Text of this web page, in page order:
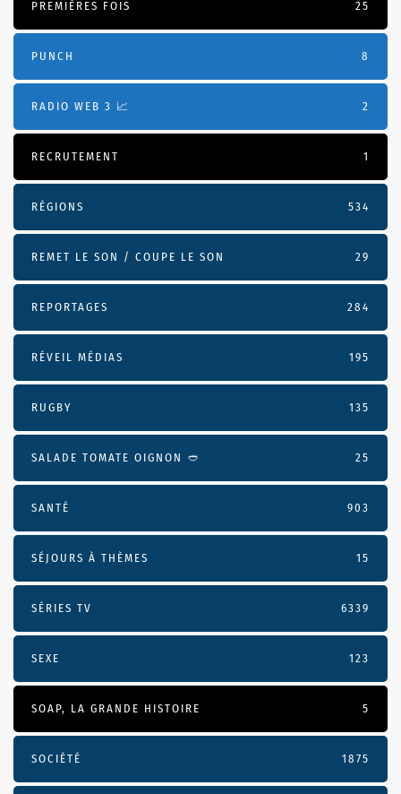
PREMIÈRES FOIS 25
PUNCH 8
RADIO WEB 3 📈 2
RECRUTEMENT 1
RÉGIONS 534
REMET LE SON / COUPE LE SON 29
REPORTAGES 284
RÉVEIL MÉDIAS 195
RUGBY 135
SALADE TOMATE OIGNON 🥙 25
SANTÉ 903
SÉJOURS À THÈMES 15
SÉRIES TV 6339
SEXE 123
SOAP, LA GRANDE HISTOIRE 5
SOCIÉTÉ 1875